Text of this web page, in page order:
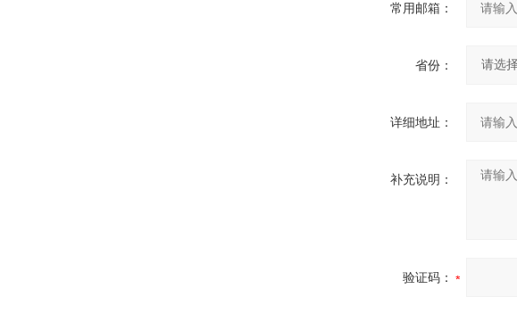
常用邮箱：
省份：
详细地址：
补充说明：
验证码：